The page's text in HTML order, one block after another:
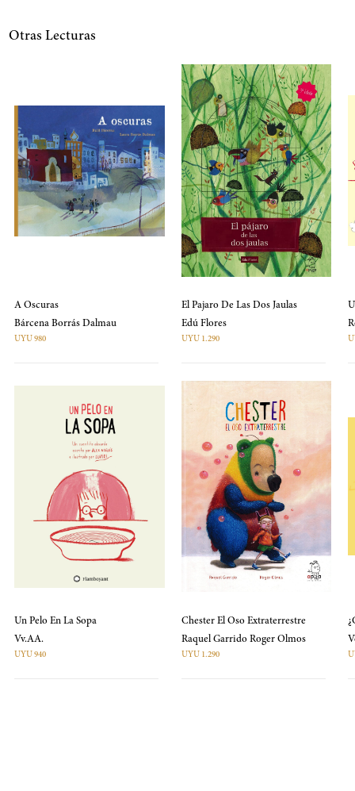
Otras Lecturas
A Oscuras
Bárcena Borrás Dalmau
UYU 980
El Pajaro De Las Dos Jaulas
Edú Flores
UYU 1.290
Un Pelo En La Sopa
Vv.AA.
UYU 940
Chester El Oso Extraterrestre
Raquel Garrido Roger Olmos
UYU 1.290